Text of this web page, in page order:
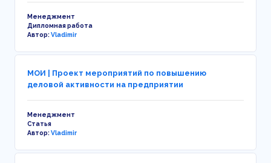
Менеджмент
Дипломная работа
Автор:Vladimir
МОИ | Проект мероприятий по повышению
деловой активности на предприятии
Менеджмент
Статья
Автор:Vladimir